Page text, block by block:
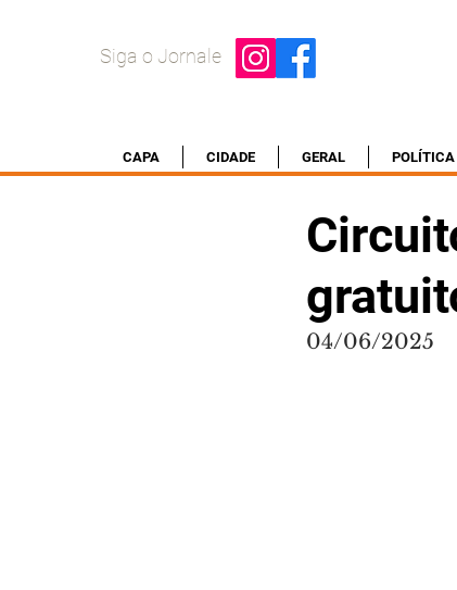
Siga o Jornale
CAPA CIDADE GERAL POLÍTICA
04/06/2025